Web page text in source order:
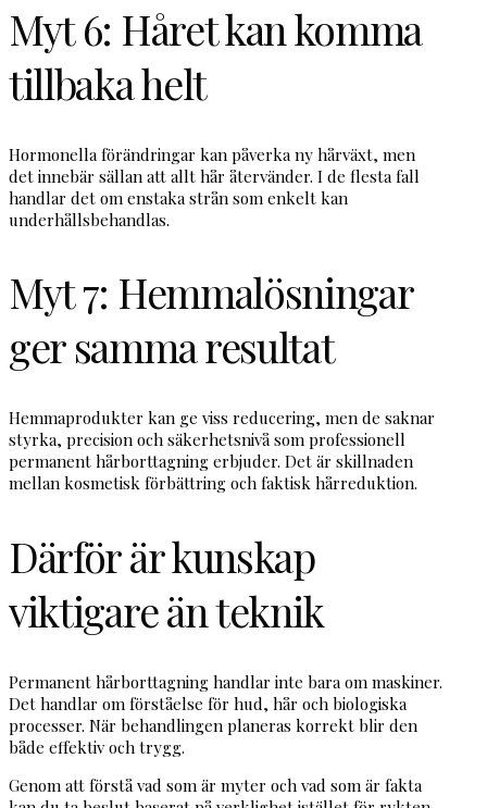
Myt 6: Håret kan komma
tillbaka helt
Hormonella förändringar kan påverka ny hårväxt, men
det innebär sällan att allt hår återvänder. I de flesta fall
handlar det om enstaka strån som enkelt kan
underhållsbehandlas.
Myt 7: Hemmalösningar
ger samma resultat
Hemmaprodukter kan ge viss reducering, men de saknar
styrka, precision och säkerhetsnivå som professionell
permanent hårborttagning erbjuder. Det är skillnaden
mellan kosmetisk förbättring och faktisk hårreduktion.
Därför är kunskap
viktigare än teknik
Permanent hårborttagning handlar inte bara om maskiner.
Det handlar om förståelse för hud, hår och biologiska
processer. När behandlingen planeras korrekt blir den
både effektiv och trygg.
Genom att förstå vad som är myter och vad som är fakta